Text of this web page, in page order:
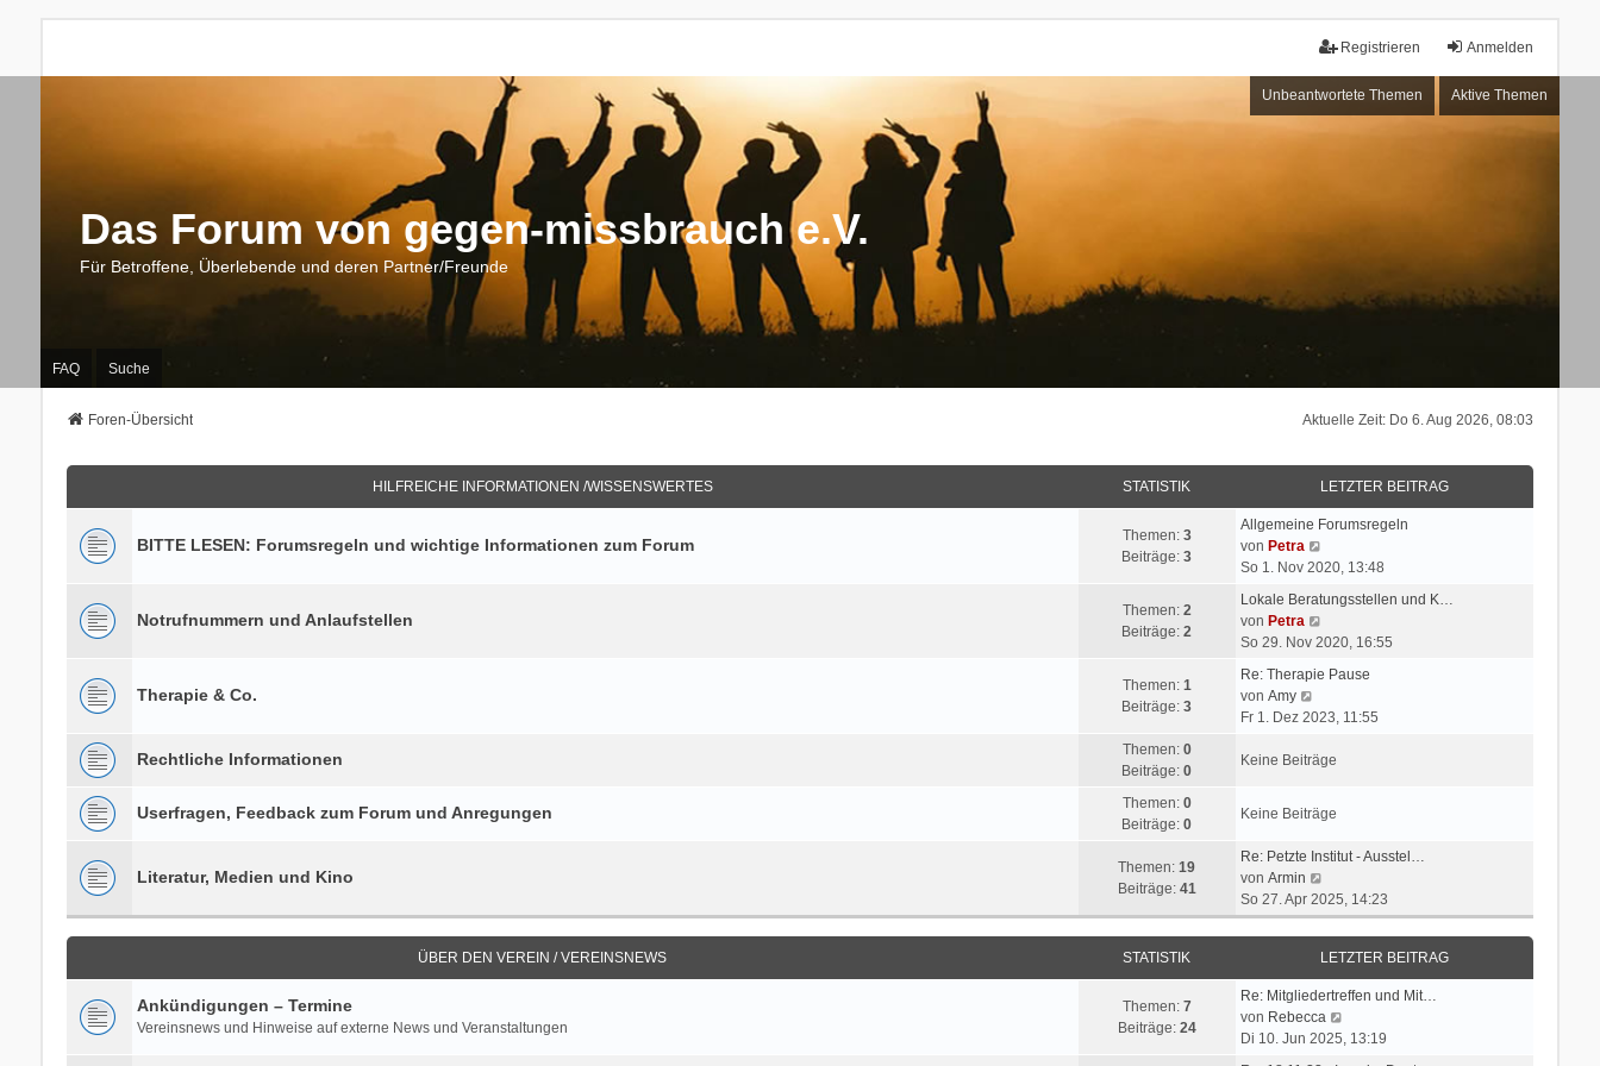
Anmelden
Registrieren
Unbeantwortete Themen Aktive Themen
Das Forum von gegen-missbrauch e.V.
Für Betroffene, Überlebende und deren Partner/Freunde
FAQ Suche
Aktuelle Zeit: Do 6. Aug 2026, 08:03
Foren-Übersicht
HILFREICHE INFORMATIONEN /WISSENSWERTES STATISTIK LETZTER BEITRAG
BITTE LESEN: Forumsregeln und wichtige Informationen zum Forum Themen: 3
Beiträge:3
Allgemeine Forumsregeln
von Petra
e
e
t
e
B
i
a
So 1. Nov 2020, 13:48
Notrufnummern und Anlaufstellen Themen: 2
Beiträge:2
Lokale Beratungsstellen und K…
von Petra
e
e
t
r
e
t
a
g
So 29. Nov 2020, 16:55
Therapie & Co. Themen: 1
Beiträge:3
Re: Therapie Pause
von Amy
e
e
e
B
e
i
g
Fr 1. Dez 2023, 11:55
Rechtliche Informationen Themen: 0
Beiträge:0
Keine Beiträge
Userfragen, Feedback zum Forum und Anregungen Themen: 0
Beiträge:0
Keine Beiträge
Literatur, Medien und Kino Themen:19
Beiträge: 41
Re: Petzte Institut - Ausstel…
von Armin
e
u
e
s
t
e
r
B
So 27. Apr 2025, 14:23
ÜBER DEN VEREIN / VEREINSNEWS STATISTIK LETZTER BEITRAG
Ankündigungen – Termine
Vereinsnews und Hinweise auf externe News und Veranstaltungen
Themen: 7
Beiträge: 24
Re: Mitgliedertreffen und Mit…
von Rebecca
e
Di 10. Jun 2025, 13:19